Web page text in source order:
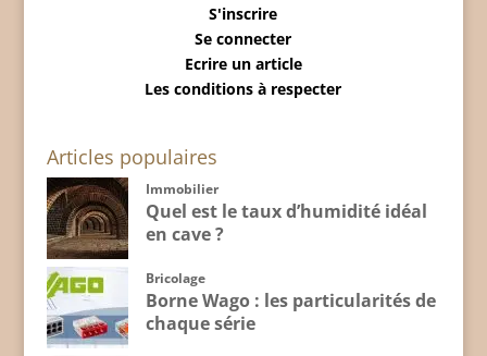
S'inscrire
Se connecter
Ecrire un article
Les conditions à respecter
Articles populaires
Immobilier
Quel est le taux d’humidité idéal
en cave ?
Bricolage
Borne Wago : les particularités de
chaque série